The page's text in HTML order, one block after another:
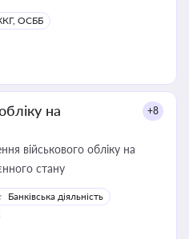
ОСББ
на
+8
військового обліку на
стану
Банківська діяльність